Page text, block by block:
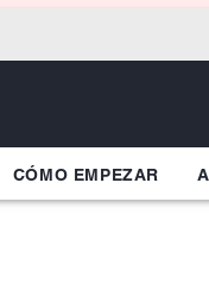
CÓMO EMPEZAR